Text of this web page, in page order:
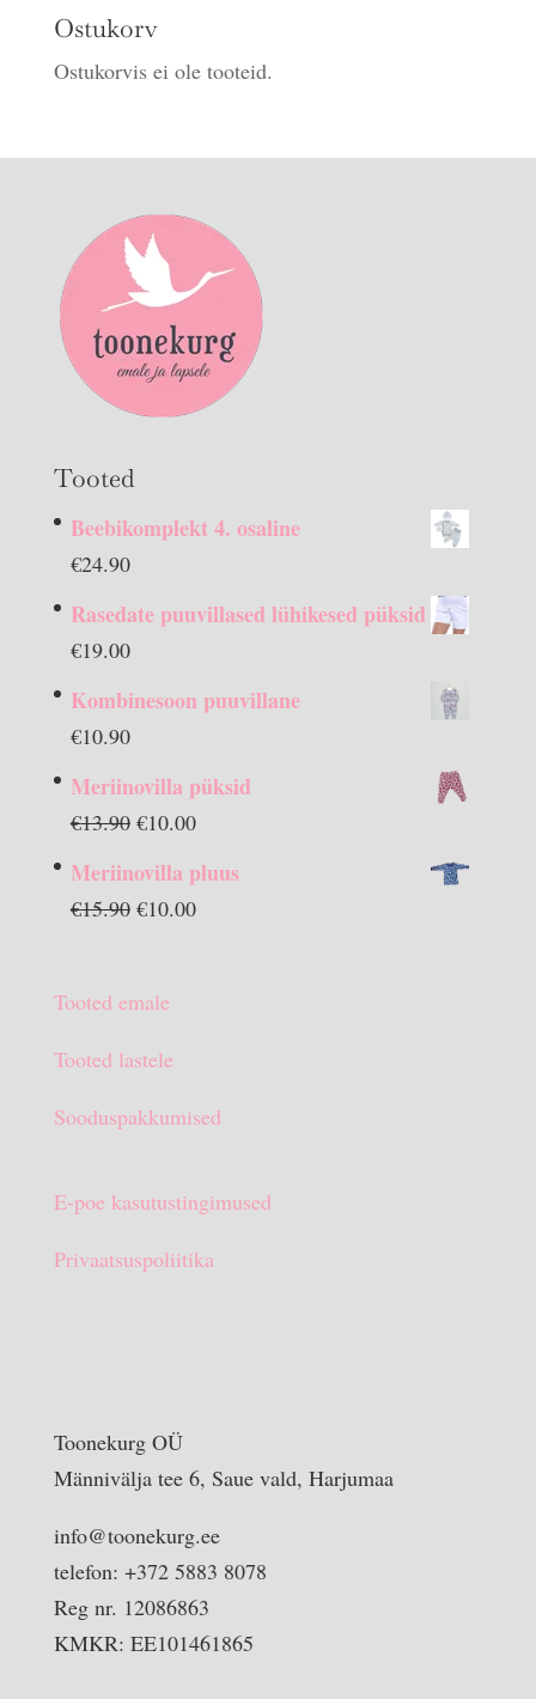
Ostukorv
Ostukorvis ei ole tooteid.
Tooted
Beebikomplekt 4. osaline
€24.90
Rasedate puuvillased lühikesed püksid
€19.00
Kombinesoon puuvillane
€10.90
Meriinovilla püksid
€13.90 Algne
€10.00Praegune
on:
Meriinovilla pluus
€15.90 Algne
€15.90.
€10.00Praegune
Tooted emale
Tooted lastele
Sooduspakkumised
E-poe kasutustingimused
Privaatsuspoliitika
Toonekurg OÜ
Männivälja tee 6, Saue vald, Harjumaa
info@toonekurg.ee
telefon: +372 5883 8078
Reg nr. 12086863
KMKR: EE101461865